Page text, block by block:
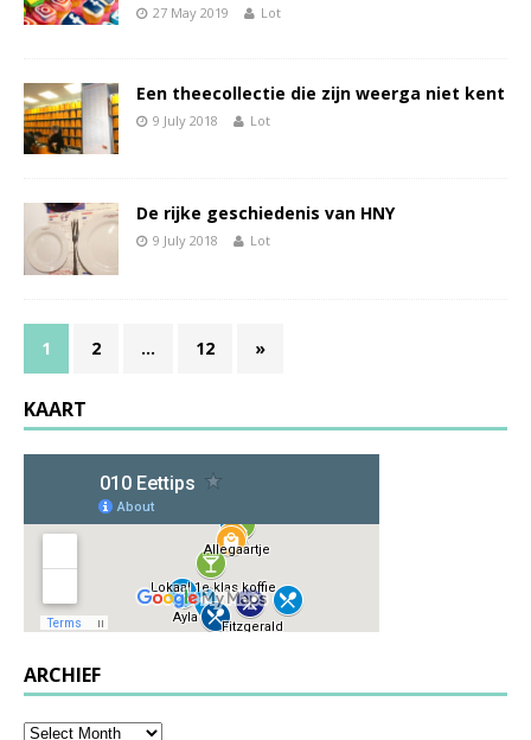
27 May 2019 Lot
Een theecollectie die zijn weerga niet kent
9 July 2018 Lot
De rijke geschiedenis van HNY
9 July 2018 Lot
1 2 … 12 »
KAART
ARCHIEF